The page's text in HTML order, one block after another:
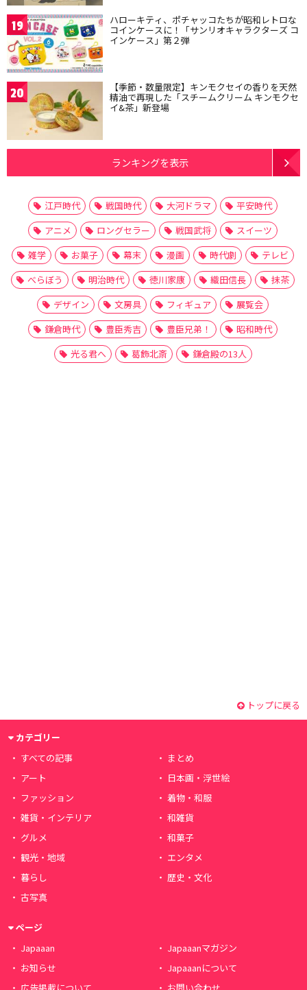
19 ハローキティ、ポチャッコたちが昭和レトロな
コインケースに！「サンリオキャラクターズ コ
インケース」第２弾
20 【季節・数量限定】キンモクセイの香りを天然
精油で再現した「スチームクリーム キンモクセ
イ&茶」新登場
ランキングを表示
江戸時代 戦国時代 大河ドラマ
平安時代
アニメ
ロングセラー 戦国武将
スイーツ
雑学
お菓子 幕末 漫画 時代劇
テレビ
べらぼう
明治時代 徳川家康 織田信長
抹茶
デザイン
文房具 フィギュア
展覧会
鎌倉時代
豊臣秀吉 豊臣兄弟！
昭和時代
光る君へ
葛飾北斎 鎌倉殿の13人
トップに戻る
カテゴリー
すべての記事
まとめ
アート
日本画・浮世絵
ファッション
着物・和服
雑貨・インテリア
和雑貨
グルメ
和菓子
観光・地域
エンタメ
暮らし
歴史・文化
古写真
ページ
Japaaan
Japaaanマガジン
お知らせ
Japaaanについて